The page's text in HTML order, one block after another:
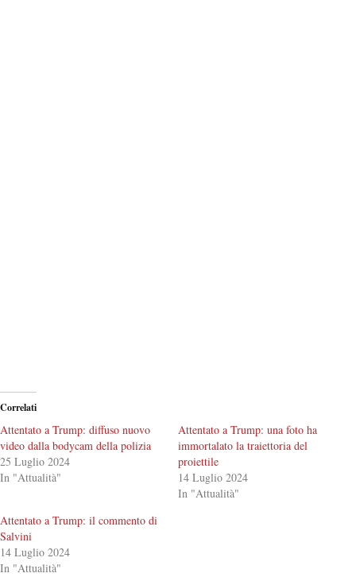
Correlati
Attentato a Trump: diffuso nuovo
video dalla bodycam della polizia
25 Luglio 2024
In "Attualità"
Attentato a Trump: una foto ha
immortalato la traiettoria del
proiettile
14 Luglio 2024
In "Attualità"
Attentato a Trump: il commento di
Salvini
14 Luglio 2024
In "Attualità"